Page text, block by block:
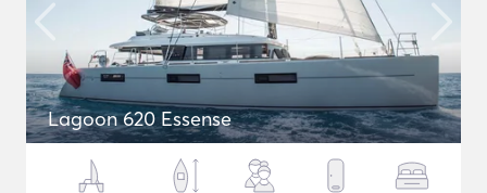
Lagoon 620 Essense